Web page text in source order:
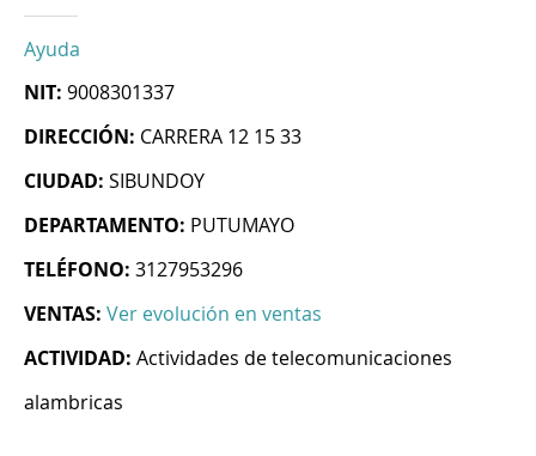
Ayuda
NIT: 9008301337
DIRECCIÓN: CARRERA 12 15 33
CIUDAD: SIBUNDOY
DEPARTAMENTO: PUTUMAYO
TELÉFONO: 3127953296
VENTAS: Ver evolución en ventas
ACTIVIDAD: Actividades de telecomunicaciones
alambricas